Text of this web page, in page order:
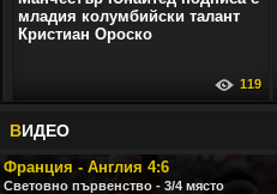
младия колумбийски талант
Кристиан Ороско
119
ВИДЕО
Франция - Англия 4:6
Световно първенство - 3/4 място